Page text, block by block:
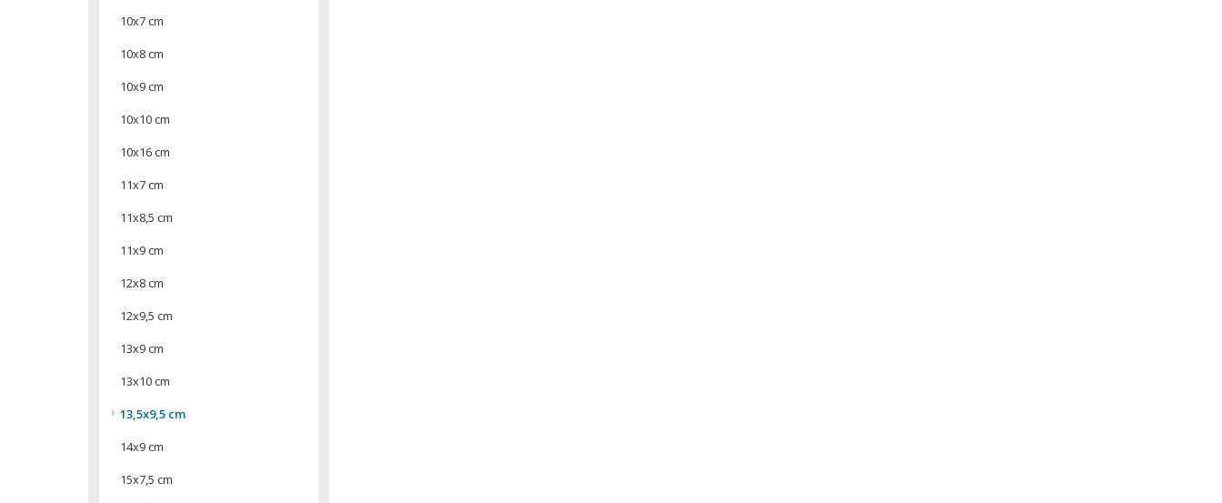
10x7 cm
10x8 cm
10x9 cm
10x10 cm
10x16 cm
11x7 cm
11x8,5 cm
11x9 cm
12x8 cm
12x9,5 cm
13x9 cm
13x10 cm
13,5x9,5 cm
14x9 cm
15x7,5 cm